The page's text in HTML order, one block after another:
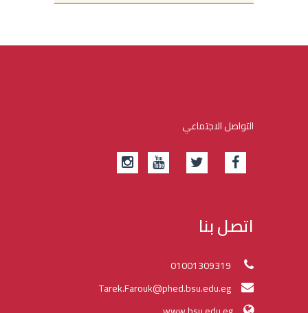
التواصل الاجتماعي
اتصل بنا